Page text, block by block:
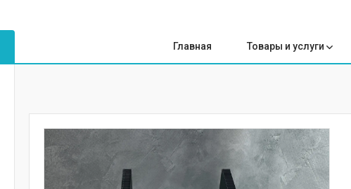
Главная Товары и услуги